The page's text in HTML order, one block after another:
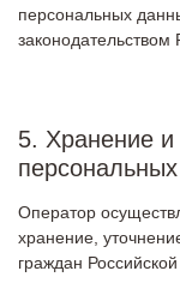
персональных
законодательством
5. Хранение и
Оператор
хранение,
граждан